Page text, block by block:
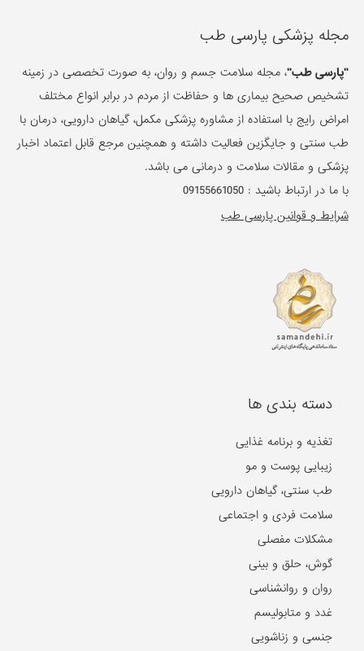
مجله پزشکی پارسی طب
"پارسی طب"، مجله سلامت جسم و روان، به صورت تخصصی در زمینه
تشخیص صحیح بیماری ها و حفاظت از مردم در برابر انواع مختلف
امراض رایج با استفاده از مشاوره پزشکی مکمل، گیاهان دارویی، درمان با
طب سنتی و جایگزین فعالیت داشته و همچنین مرجع قابل اعتماد اخبار
پزشکی و مقالات سلامت و درمانی می باشد.
با ما در ارتباط باشید :09155661050
شرایط و قوانین پارسی طب
دسته بندی ها
تغذیه و برنامه غذایی
زیبایی پوست و مو
طب سنتی، گیاهان دارویی
سلامت فردی و اجتماعی
مشکلات مفصلی
گوش، حلق و بینی
روان و روانشناسی
غدد و متابولیسم
جنسی و زناشویی